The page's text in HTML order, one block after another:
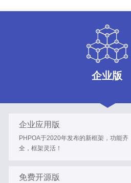
企业版
企业应用版
PHPOA于2020年发布的新框架，功能齐
全，框架灵活！
免费开源版